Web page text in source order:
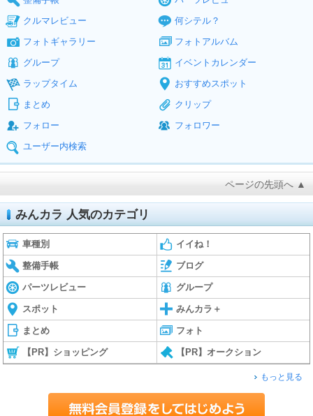
クルマレビュー
何シテル？
フォトギャラリー
フォトアルバム
グループ
イベントカレンダー
ラップタイム
おすすめスポット
まとめ
クリップ
フォロー
フォロワー
ユーザー内検索
ページの先頭へ ▲
みんカラ 人気のカテゴリ
車種別 イイね！
整備手帳 ブログ
パーツレビュー グループ
スポット みんカラ＋
まとめ フォト
【PR】ショッピング 【PR】オークション
もっと見る